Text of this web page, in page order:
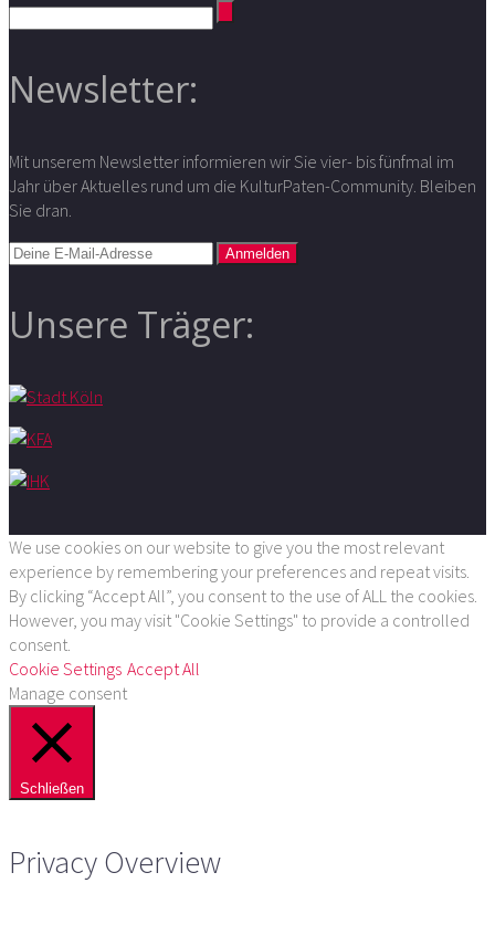
Newsletter:
Mit unserem Newsletter informieren wir Sie vier- bis fünfmal im
Jahr über Aktuelles rund um die KulturPaten-Community. Bleiben
Sie dran.
Unsere Träger:
We use cookies on our website to give you the most relevant
experience by remembering your preferences and repeat visits.
By clicking “Accept All”, you consent to the use of ALL the cookies.
However, you may visit "Cookie Settings" to provide a controlled
consent.
Cookie Settings Accept All
Manage consent
Schließen
Privacy Overview